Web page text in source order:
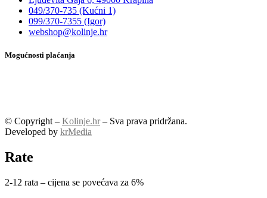
049/370-735 (Kućni 1)
099/370-7355 (Igor)
webshop@kolinje.hr
Mogućnosti plaćanja
© Copyright – Kolinje.hr– Sva prava pridržana.
Developed by krMedia
Rate
2-12 rata – cijena se povećava za 6%